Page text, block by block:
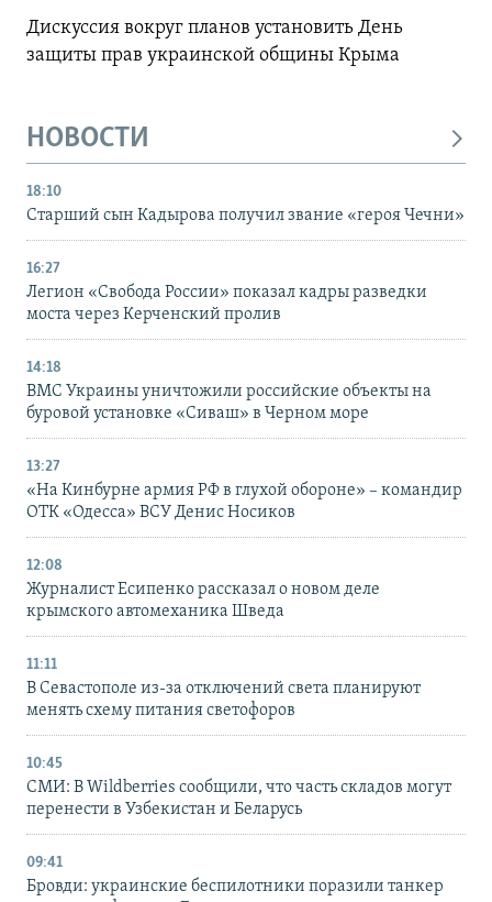
Дискуссия вокруг планов установить День
защиты прав украинской общины Крыма
НОВОСТИ
18:10
Старший сын Кадырова получил звание «героя Чечни»
16:27
Легион «Свобода России» показал кадры разведки
моста через Керченский пролив
14:18
ВМС Украины уничтожили российские объекты на
буровой установке «Сиваш» в Черном море
13:27
«На Кинбурне армия РФ в глухой обороне» – командир
ОТК «Одесса» ВСУ Денис Носиков
12:08
Журналист Есипенко рассказал о новом деле
крымского автомеханика Шведа
11:11
В Севастополе из-за отключений света планируют
менять схему питания светофоров
10:45
СМИ: В Wildberries сообщили, что часть складов могут
перенести в Узбекистан и Беларусь
09:41
Бровди: украинские беспилотники поразили танкер